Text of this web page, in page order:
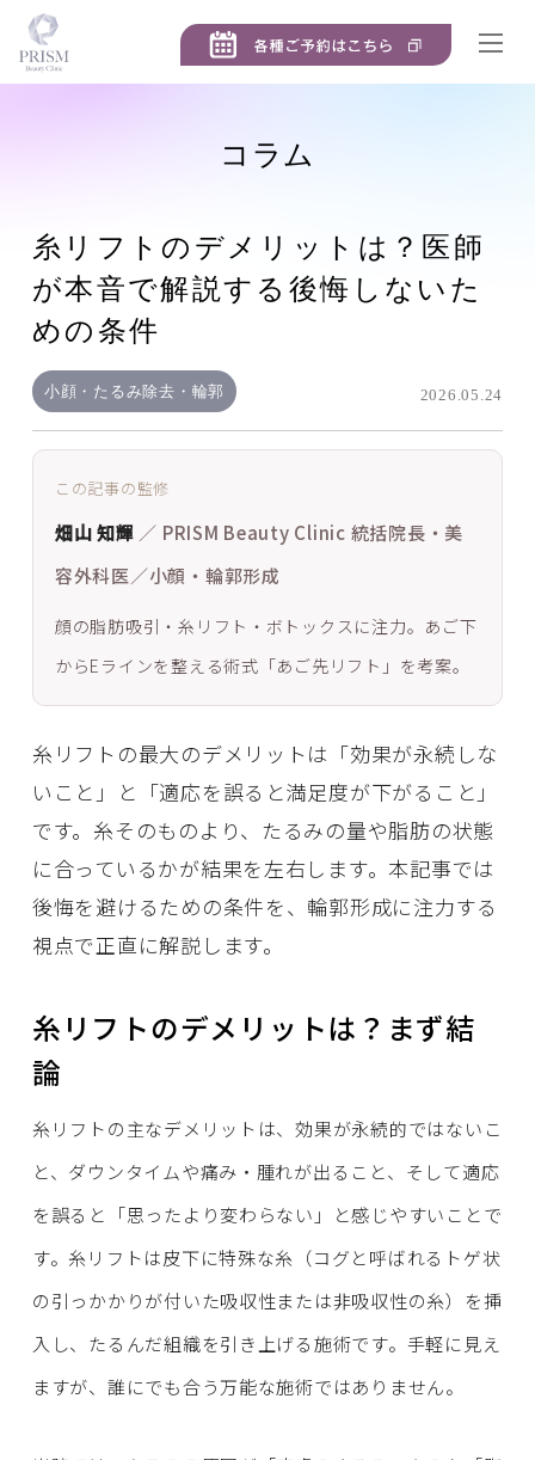
コラム
糸リフトのデメリットは？医師
が本音で解説する後悔しないた
めの条件
小顔・たるみ除去・輪郭 2026.05.24
この記事の監修
畑山 知輝 ／ PRISM Beauty Clinic 統括院長・美
容外科医／小顔・輪郭形成
顔の脂肪吸引・糸リフト・ボトックスに注力。あご下
からEラインを整える術式「あご先リフト」を考案。
糸リフトの最大のデメリットは「効果が永続しな
いこと」と「適応を誤ると満足度が下がること」
です。糸そのものより、たるみの量や脂肪の状態
に合っているかが結果を左右します。本記事では
後悔を避けるための条件を、輪郭形成に注力する
視点で正直に解説します。
糸リフトのデメリットは？まず結
論
糸リフトの主なデメリットは、効果が永続的ではないこ
と、ダウンタイムや痛み・腫れが出ること、そして適応
を誤ると「思ったより変わらない」と感じやすいことで
す。糸リフトは皮下に特殊な糸（コグと呼ばれるトゲ状
の引っかかりが付いた吸収性または非吸収性の糸）を挿
入し、たるんだ組織を引き上げる施術です。手軽に見え
ますが、誰にでも合う万能な施術ではありません。